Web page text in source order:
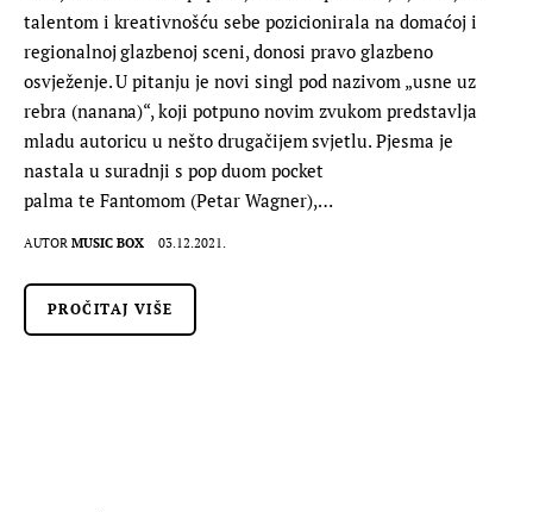
talentom i kreativnošću sebe pozicionirala na domaćoj i
regionalnoj glazbenoj sceni, donosi pravo glazbeno
osvježenje. U pitanju je novi singl pod nazivom „usne uz
rebra (nanana)“, koji potpuno novim zvukom predstavlja
mladu autoricu u nešto drugačijem svjetlu. Pjesma je
nastala u suradnji s pop duom pocket
palma te Fantomom (Petar Wagner),…
AUTOR MUSIC BOX 03.12.2021.
PROČITAJ VIŠE